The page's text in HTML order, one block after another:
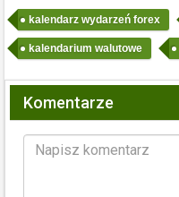
kalendarz wydarzeń forex
kalendarium walutowe
Komentarze